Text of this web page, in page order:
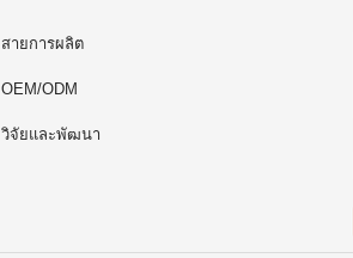
สายการผลิต
OEM/ODM
วิจัยและพัฒนา